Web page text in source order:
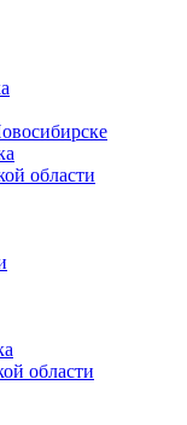
области
области